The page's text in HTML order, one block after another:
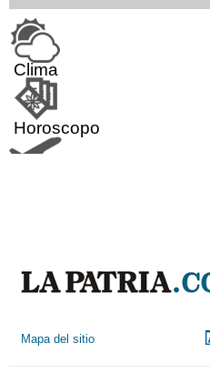
Clima
Horoscopo
Mapa del sitio